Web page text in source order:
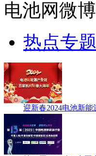
电池网微博
热点专题
迎新春2024电池新